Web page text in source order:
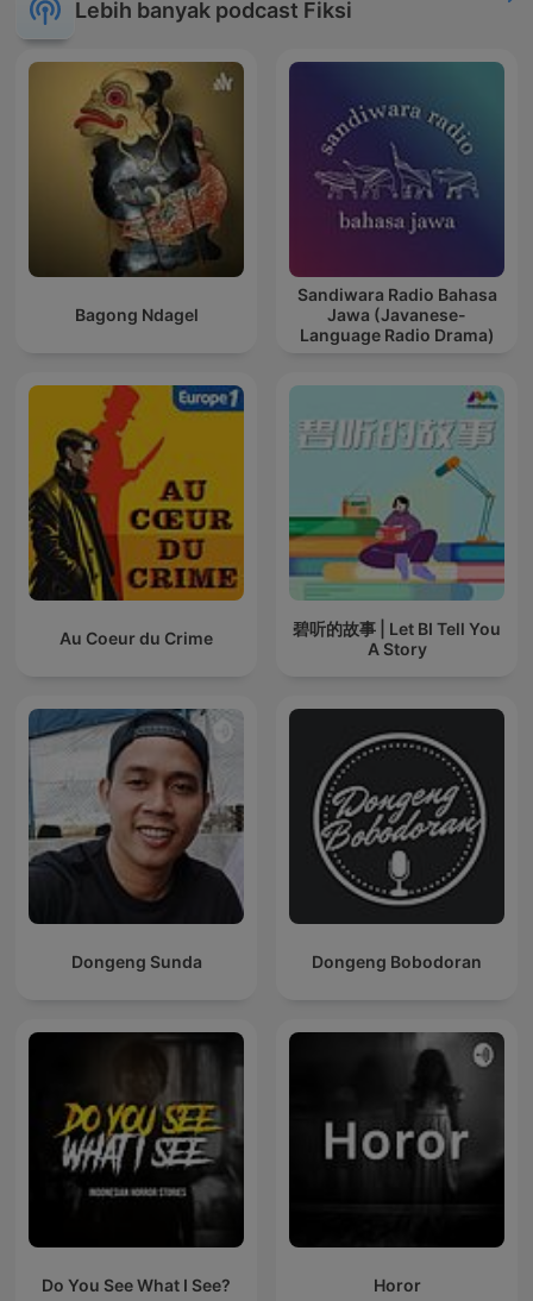
Lebih banyak podcast Fiksi
Bagong Ndagel
Sandiwara Radio Bahasa
Jawa (Javanese-
Language Radio Drama)
Au Coeur du Crime
碧听的故事 | Let BI Tell You
A Story
Dongeng Sunda Dongeng Bobodoran
Do You See What I See? Horor